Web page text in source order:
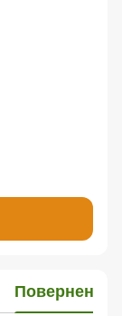
Повернення